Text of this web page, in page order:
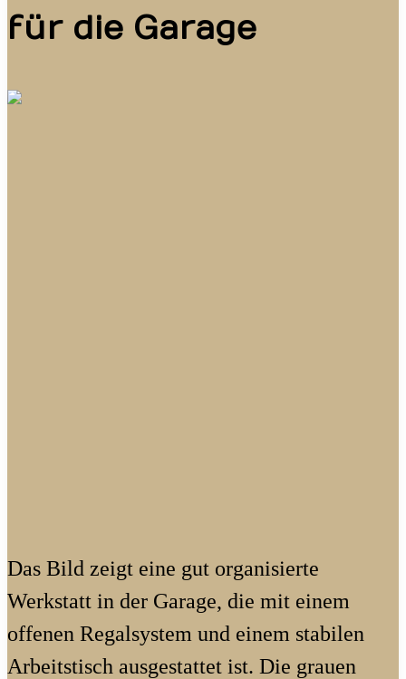
für die Garage
Das Bild zeigt eine gut organisierte
Werkstatt in der Garage, die mit einem
offenen Regalsystem und einem stabilen
Arbeitstisch ausgestattet ist. Die grauen